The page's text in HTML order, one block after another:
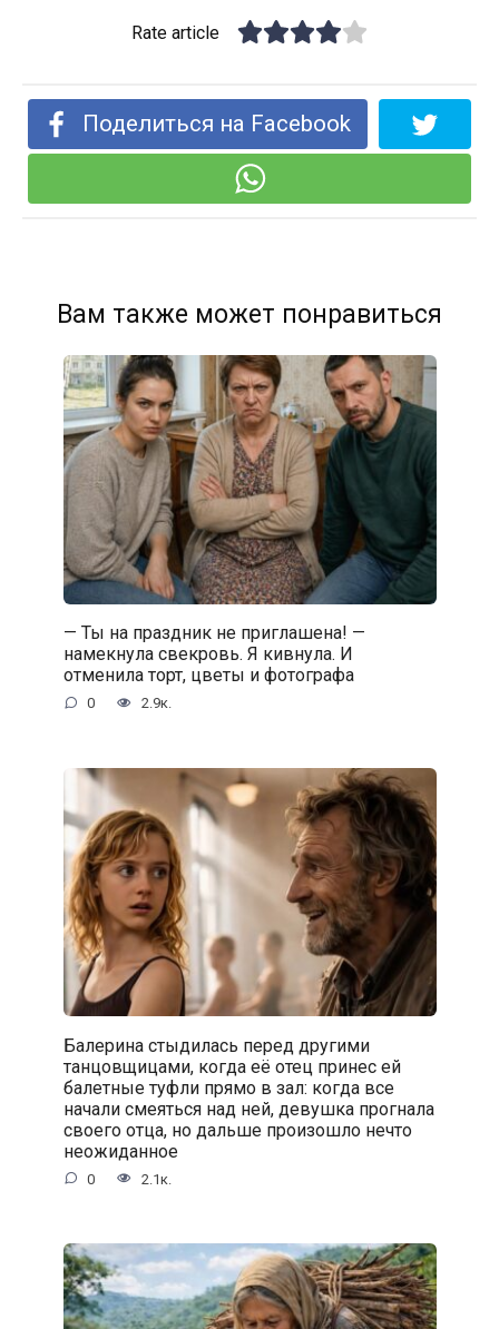
Rate article
Поделиться на Facebook
Вам также может понравиться
— Ты на праздник не приглашена! —
намекнула свекровь. Я кивнула. И
отменила торт, цветы и фотографа
0 2.9к.
Балерина стыдилась перед другими
танцовщицами, когда её отец принес ей
балетные туфли прямо в зал: когда все
начали смеяться над ней, девушка прогнала
своего отца, но дальше произошло нечто
неожиданное
0 2.1к.